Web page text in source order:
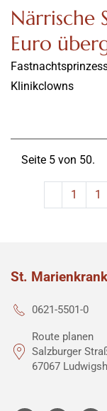
Närrische
Euro
Klinikclowns
Seite 5 von 50.
1 1
St.
0621-5501-0
Route planen
Salzburger
67067